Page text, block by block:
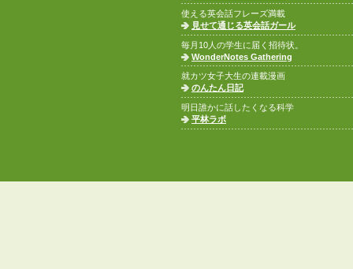
使える英会話フレーズ満載
見せて通じる英会話ガール
毎月10人の学生に届く招待状。
WonderNotes Gathering
就カツ女子大生の連載漫画
のんたん日記
明日誰かに話したくなる科学
平林ラボ